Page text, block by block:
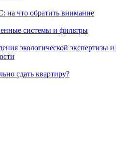
на что обратить внимание
системы и фильтры
экологической экспертизы и
сдать квартиру?